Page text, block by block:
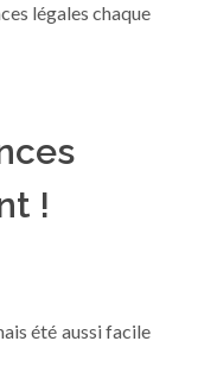
légales chaque
!
été aussi facile